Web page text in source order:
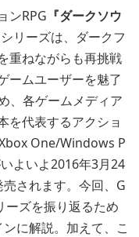
ンRPG 『ダークソウ
リーズは、ダークフ
重ねながらも再挑戦
ームユーザーを魅了
、各ゲームメディア
を代表するアクショ
One/Windows P
よいよ2016年3月24
されます。今回、G
ズを振り返るため
に解説。加えて、こ